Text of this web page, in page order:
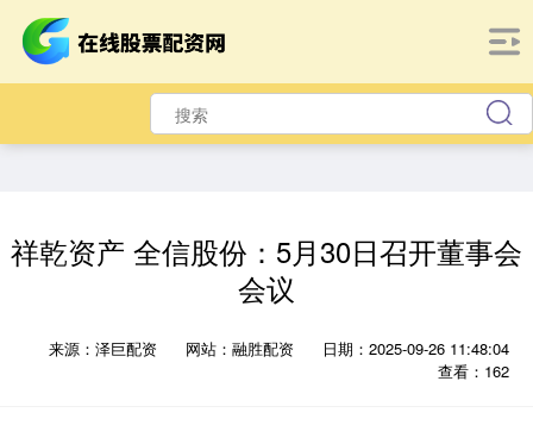
祥乾资产 全信股份：5月30日召开董事会
会议
来源：泽巨配资 网站：融胜配资
日期：2025-09-26 11:48:04
查看：162